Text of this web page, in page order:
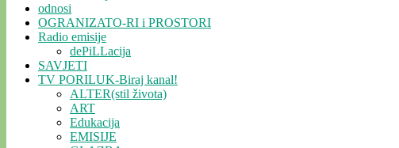
odnosi
OGRANIZATO-RI i PROSTORI
Radio emisije
dePiLLacija
SAVJETI
TV PORILUK-Biraj kanal!
ALTER(stil života)
ART
Edukacija
EMISIJE